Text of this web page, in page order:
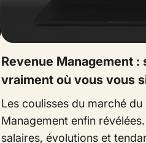
Revenue Management
vraiment où vous vous
Les coulisses du marché du
Management enfin
salaires, évolutions et